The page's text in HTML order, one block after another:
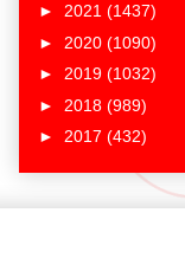
► 2021 (1437)
► 2020 (1090)
► 2019 (1032)
► 2018 (989)
► 2017 (432)